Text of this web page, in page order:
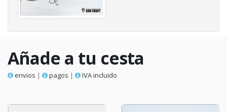
Añade a tu cesta
envios | pagos | IVA incluido